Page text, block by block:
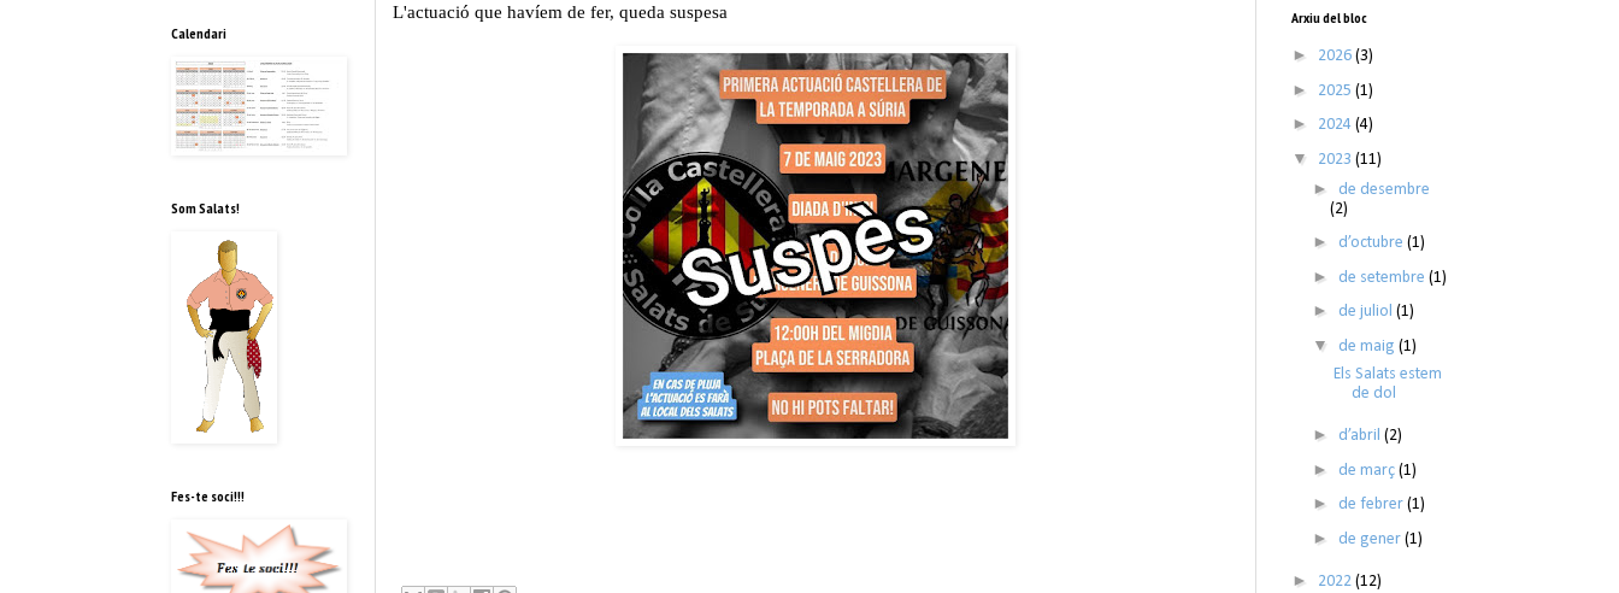
L'actuació que havíem de fer, queda suspesa
Calendari
Som Salats!
Fes-te soci!!!
Arxiu del bloc
► 2026 (3)
► 2025 (1)
► 2024 (4)
▼ 2023 (11)
►
de desembre
(2)
► d’octubre (1)
► de setembre (1)
► de juliol (1)
▼ de maig (1)
Els Salats estem
de dol
► d’abril (2)
► de març (1)
► de febrer (1)
► de gener (1)
► 2022 (12)